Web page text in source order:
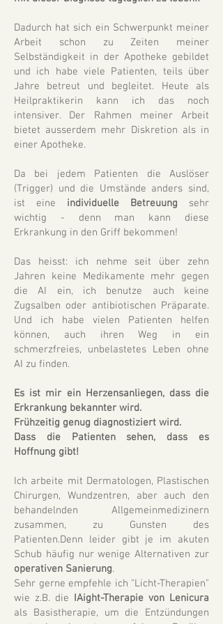
Dadurch hat sich ein Schwerpunkt meiner
Arbeit schon zu Zeiten meiner
Selbständigkeit in der Apotheke gebildet
und ich habe viele Patienten, teils über
Jahre betreut und begleitet. Heute als
Heilpraktikerin kann ich das noch
intensiver. Der Rahmen meiner Arbeit
bietet ausserdem mehr Diskretion als in
einer Apotheke.
Da bei jedem Patienten die Auslöser
(Trigger) und die Umstände anders sind,
ist eine individuelle Betreuung sehr
wichtig - denn man kann diese
Erkrankung in den Griff bekommen!
Das heisst: ich nehme seit über zehn
Jahren keine Medikamente mehr gegen
die AI ein, ich benutze auch keine
Zugsalben oder antibiotischen Präparate.
Und ich habe vielen Patienten helfen
können, auch ihren Weg in ein
schmerzfreies, unbelastetes Leben ohne
AI zu finden.
Es ist mir ein Herzensanliegen, dass die
Erkrankung bekannter wird.
Frühzeitig genug diagnostiziert wird.
Dass die Patienten sehen, dass es
Hoffnung gibt!
Ich arbeite mit Dermatologen, Plastischen
Chirurgen, Wundzentren, aber auch den
behandelnden Allgemeinmedizinern
zusammen, zu Gunsten des
Patienten.Denn leider gibt je im akuten
Schub häufig nur wenige Alternativen zur
operativen Sanierung.
Sehr gerne empfehle ich "Licht-Therapien"
wie z.B. die IAight-Therapie von Lenicura
als Basistherapie, um die Entzündungen